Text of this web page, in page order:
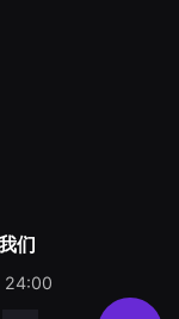
们
24:00